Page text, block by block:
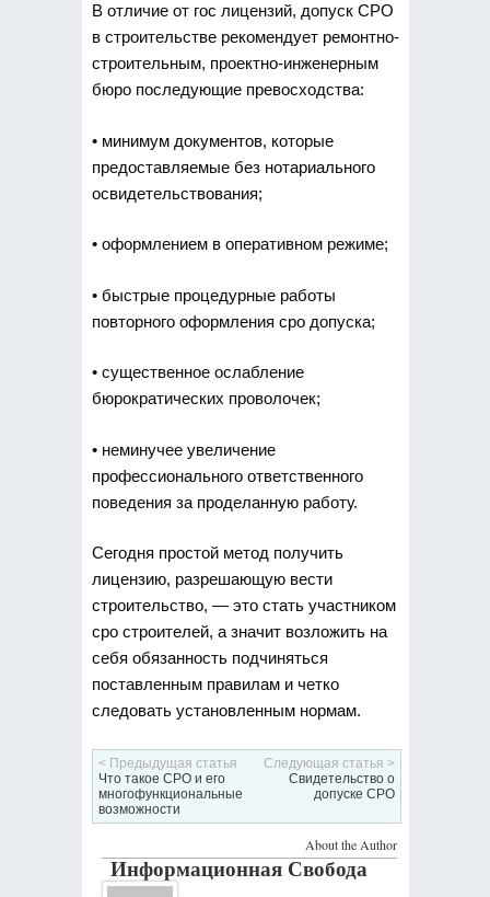
В отличие от гос лицензий, допуск СРО
в строительстве рекомендует ремонтно-
строительным, проектно-инженерным
бюро последующие превосходства:
• минимум документов, которые
предоставляемые без нотариального
освидетельствования;
• оформлением в оперативном режиме;
• быстрые процедурные работы
повторного оформления сро допуска;
• существенное ослабление
бюрократических проволочек;
• неминучее увеличение
профессионального ответственного
поведения за проделанную работу.
Сегодня простой метод получить
лицензию, разрешающую вести
строительство, — это стать участником
сро строителей, а значит возложить на
себя обязанность подчиняться
поставленным правилам и четко
следовать установленным нормам.
< Предыдущая статья
Что такое СРО и его
многофункциональные
возможности
Следующая статья >
Свидетельство о
допуске СРО
About the Author
Информационная Свобода